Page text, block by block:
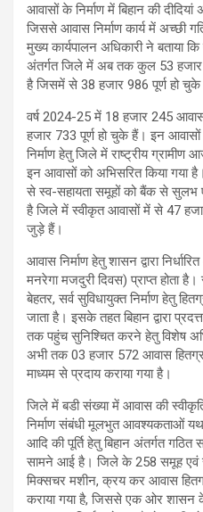
आवासों के निर्माण में बिहान की
जिससे आवास निर्माण कार्य में अच्छी
मुख्य कार्यपालन अधिकारी ने बताया
अंतर्गत जिले में अब तक कुल 53 हजार
है जिसमें से 38 हजार 986 पूर्ण हो चुके
वर्ष 2024-25 में 18 हजार 245
हजार 733 पूर्ण हो चुके हैं। इन
निर्माण हेतु जिले में राष्ट्रीय ग्रामीण
इन आवासों को अभिसरित किया गया
से स्व-सहायता समूहों को बैंक से सुलभ
है जिले में स्वीकृत आवासों में से 47
जुड़े हैं।
आवास निर्माण हेतु शासन द्वारा
मनरेगा मजदुरी दिवस) प्राप्त होता
बेहतर, सर्व सुविधायुक्त निर्माण हेतु
जाता है। इसके तहत बिहान द्वारा
तक पहुंच सुनिश्चित करने हेतु विशेष
अभी तक 03 हजार 572 आवास
माध्यम से प्रदाय कराया गया है।
जिले में बडी संख्या में आवास की
निर्माण संबंधी मूलभुत आवश्यकताओं
आदि की पूर्ति हेतु बिहान अंतर्गत
सामने आई है। जिले के 258 समूह एवं
मिक्सचर मशीन, क्रय कर आवास
कराया गया है, जिससे एक ओर शासन